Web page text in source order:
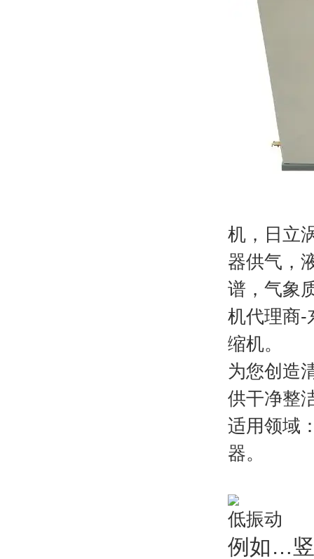
机，日立
器供气，
谱， 气象
机代理商-
缩机。
为您创造
供干净整
适用领域
器。
低振动
例如…竖